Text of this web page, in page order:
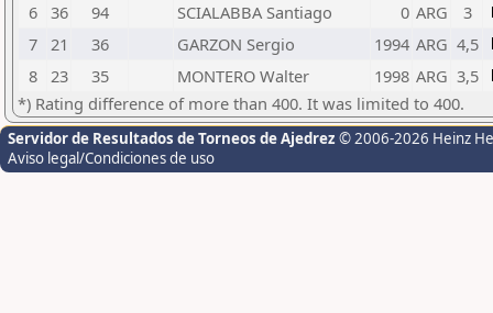
6 36 94 SCIALABBA Santiago 0 ARG
3
7 21 36 GARZON Sergio 1994 ARG 4,5
8 23 35 MONTERO Walter 1998 ARG 3,5
*) Rating difference of more than 400. It was limited to 400.
Servidor de Resultados de Torneos de Ajedrez © 2006-2026 Heinz
Aviso legal/Condiciones de uso